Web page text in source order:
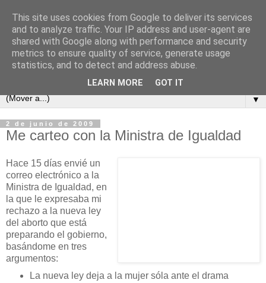
▼
2 de junio de 2009
Me carteo con la Ministra de Igualdad
Hace 15 días envié un
correo electrónico a la
Ministra de Igualdad, en
la que le expresaba mi
rechazo a la nueva ley
del aborto que está
preparando el gobierno,
basándome en tres
argumentos:
La nueva ley deja a la mujer sóla ante el drama
This site uses cookies from Google to deliver its services
and to analyze traffic. Your IP address and user-agent are
shared with Google along with performance and security
metrics to ensure quality of service, generate usage
statistics, and to detect and address abuse.
LEARN MORE GOT IT